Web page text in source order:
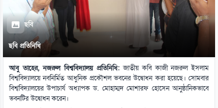
ছবি
ছবি প্রতিনিধি
আবু তাহের, নজরুল বিশ্ববিদ্যালয় প্রতিনিধি:জাতীয় কবি কাজী নজরুল ইসলাম
বিশ্ববিদ্যালয়ে নবনির্মিত আধুনিক প্রকৌশল ভবনের উদ্বোধন করা হয়েছে। সোমবার
বিশ্ববিদ্যালয়ের উপাচার্য অধ্যাপক ড. মোহাম্মদ মোশারফ হোসেন আনুষ্ঠানিকভাবে
ভবনটির উদ্বোধন করেন।